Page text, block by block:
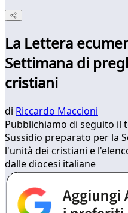
La Lettera
Settimana di
cristiani
di Riccardo Maccioni
Pubblichiamo di seguito il
Sussidio preparato per la
l'unità dei cristiani e
dalle diocesi italiane